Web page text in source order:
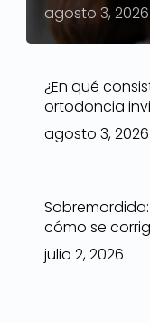
agosto 3, 2026
¿En qué
ortodoncia
agosto 3, 2026
cómo se
julio 2, 2026